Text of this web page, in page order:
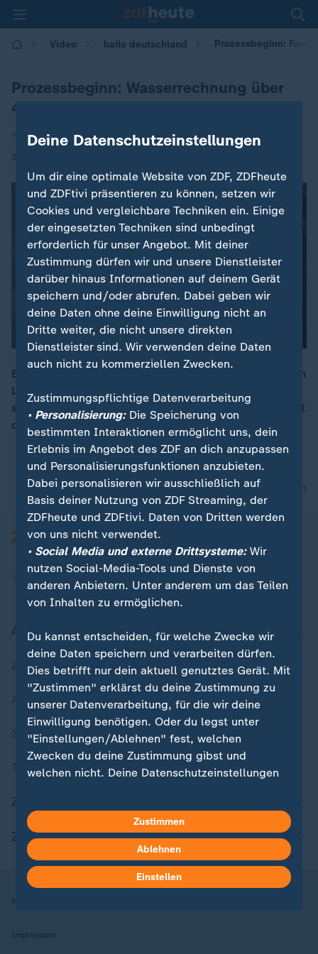
Video hallo deutschland Prozessbeginn:
Prozessbeginn: Wasserrechnung über
40.000 Euro
von Petra Neubauer
22.05.2026 | 17:10
00:17
Eine Familie soll laut Abrechnung über sieben Millionen
Liter Wasser verbraucht haben. Die Stadtwerke
schließen einen fehlerhaften Zähler jedoch aus. Nun ist
der Fall vor Gericht.
nach oben
Aktuell bei ZDFheute
Zuletzt veröffentlicht
Aktuelle Sendungs-Videos
ZDFheute Stories
Themen im Überblick
ZDFheute Apps
Nutzungsbedingungen
Impressum
Deine Datenschutzeinstellungen
Um dir eine optimale Website von ZDF, ZDFheute
und ZDFtivi präsentieren zu können, setzen wir
Cookies und vergleichbare Techniken ein. Einige
der eingesetzten Techniken sind unbedingt
erforderlich für unser Angebot. Mit deiner
Zustimmung dürfen wir und unsere Dienstleister
darüber hinaus Informationen auf deinem Gerät
speichern und/oder abrufen. Dabei geben wir
deine Daten ohne deine Einwilligung nicht an
Dritte weiter, die nicht unsere direkten
Dienstleister sind. Wir verwenden deine Daten
auch nicht zu kommerziellen Zwecken.
Zustimmungspflichtige Datenverarbeitung
• Personalisierung:Die Speicherung von
bestimmten Interaktionen ermöglicht uns, dein
Erlebnis im Angebot des ZDF an dich anzupassen
und Personalisierungsfunktionen anzubieten.
Dabei personalisieren wir ausschließlich auf
Basis deiner Nutzung von ZDF Streaming, der
ZDFheute und ZDFtivi. Daten von Dritten werden
von uns nicht verwendet.
• Social Media und externe Drittsysteme:Wir
nutzen Social-Media-Tools und Dienste von
anderen Anbietern. Unter anderem um das Teilen
von Inhalten zu ermöglichen.
Du kannst entscheiden, für welche Zwecke wir
deine Daten speichern und verarbeiten dürfen.
Dies betrifft nur dein aktuell genutztes Gerät. Mit
"Zustimmen" erklärst du deine Zustimmung zu
unserer Datenverarbeitung, für die wir deine
Einwilligung benötigen. Oder du legst unter
"Einstellungen/Ablehnen" fest, welchen
Zwecken du deine Zustimmung gibst und
welchen nicht. Deine Datenschutzeinstellungen
Hier findest du das Impressum.
Weitere Informationen findest du in unserer
Datenschutzerklärung.
Zustimmen
Ablehnen
Einstellen